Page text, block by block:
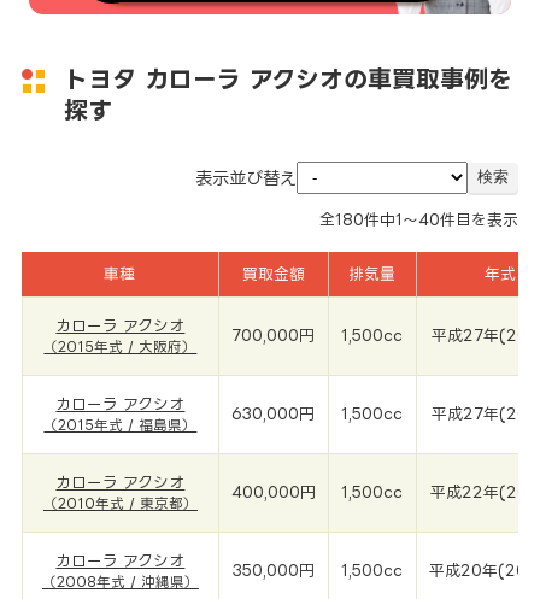
トヨタ カローラ アクシオの車買取事例を
探す
表示並び替え
全180件中1～40件目を表示
車種 買取金額 排気量 年式
カローラ アクシオ
（2015年式 / 大阪府）
700,000円 1,500cc 平成27年
カローラ アクシオ
（2015年式 / 福島県）
630,000円 1,500cc 平成27年
カローラ アクシオ
（2010年式 / 東京都）
400,000円 1,500cc 平成22年
カローラ アクシオ
（2008年式 / 沖縄県）
350,000円 1,500cc 平成20年